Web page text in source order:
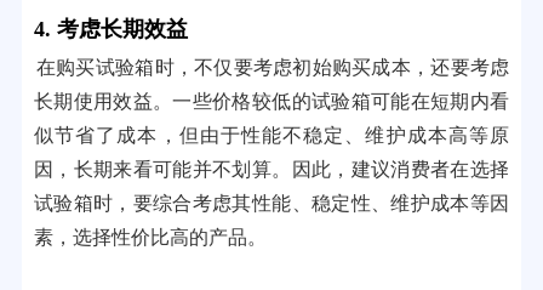
4. 考虑长期效益
在购买试验箱时，不仅要考虑初始购买成本，还要考虑
长期使用效益。一些价格较低的试验箱可能在短期内看
似节省了成本，但由于性能不稳定、维护成本高等原
因，长期来看可能并不划算。因此，建议消费者在选择
试验箱时，要综合考虑其性能、稳定性、维护成本等因
素，选择性价比高的产品。